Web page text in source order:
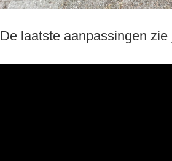
De laatste aanpassingen